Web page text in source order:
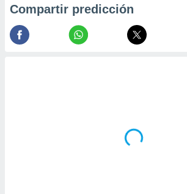
Compartir predicción